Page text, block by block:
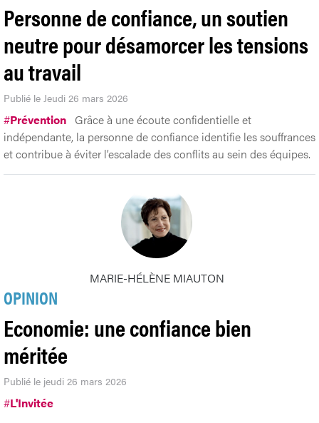
Personne de confiance, un soutien
neutre pour désamorcer les tensions
au travail
Publié le Jeudi 26 mars 2026
#Prévention Grâce à une écoute confidentielle et
indépendante, la personne de confiance identifie les souffrances
et contribue à éviter l’escalade des conflits au sein des équipes.
MARIE-HÉLÈNE MIAUTON
OPINION
Economie: une confiance bien
méritée
Publié le jeudi 26 mars 2026
#L'Invitée